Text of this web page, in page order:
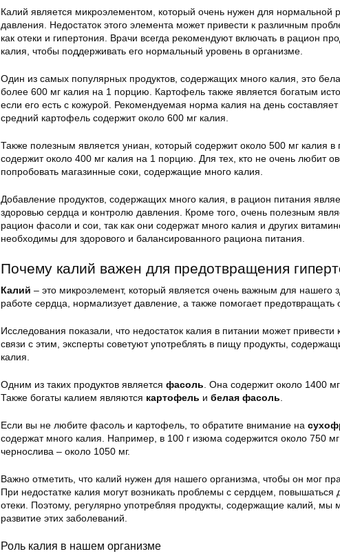
Калий является микроэлементом, который очень нужен для нормальной
давления. Недостаток этого элемента может привести к различным
как отеки и гипертония. Врачи всегда рекомендуют включать в рацион
калия, чтобы поддерживать его нормальный уровень в организме.
Один из самых популярных продуктов, содержащих много калия, это
более 600 мг калия на 1 порцию. Картофель также является богатым
если его есть с кожурой. Рекомендуемая норма калия на день
средний картофель содержит около 600 мг калия.
Также полезным является униан, который содержит около 500 мг калия
содержит около 400 мг калия на 1 порцию. Для тех, кто не очень любит
попробовать магазинные соки, содержащие много калия.
Добавление продуктов, содержащих много калия, в рацион питания
здоровью сердца и контролю давления. Кроме того, очень полезным
рацион фасоли и сои, так как они содержат много калия и других
необходимы для здорового и балансированного рациона питания.
Почему калий важен для предотвращения
Калий – это микроэлемент, который является очень важным для нашего
работе сердца, нормализует давление, а также помогает предотвращать
Исследования показали, что недостаток калия в питании может привести
связи с этим, эксперты советуют употреблять в пищу продукты,
калия.
Одним из таких продуктов является фасоль . Она содержит около 1400
Также богаты калием являются картофель и белая фасоль
Если вы не любите фасоль и картофель, то обратите внимание на
содержат много калия. Например, в 100 г изюма содержится около 750
чернослива – около 1050 мг.
Важно отметить, что калий нужен для нашего организма, чтобы он мог
При недостатке калия могут возникать проблемы с сердцем, повышаться
отеки. Поэтому, регулярно употребляя продукты, содержащие калий, мы
развитие этих заболеваний.
Роль калия в нашем организме